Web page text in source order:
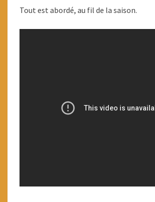
Tout est abordé, au fil de la saison.